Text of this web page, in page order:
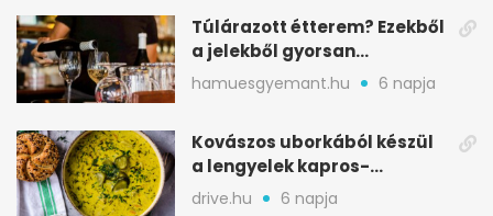
Túlárazott étterem? Ezekből
a jelekből gyorsan
észreveheted
hamuesgyemant.hu 6 napja
Kovászos uborkából készül
a lengyelek kapros-
savanykás levese
drive.hu 6 napja